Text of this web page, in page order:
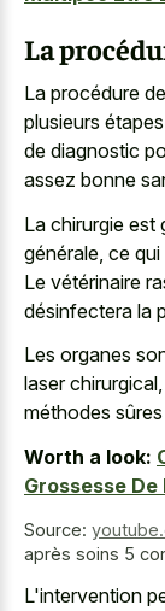
La
La procédure
plusieurs
de diagnostic
assez bonne
La chirurgie est
générale, ce
Le vétérinaire
désinfectera la
Les organes
laser
méthodes
Worth a look:
Grossesse
Source:
après soins 5
L'intervention